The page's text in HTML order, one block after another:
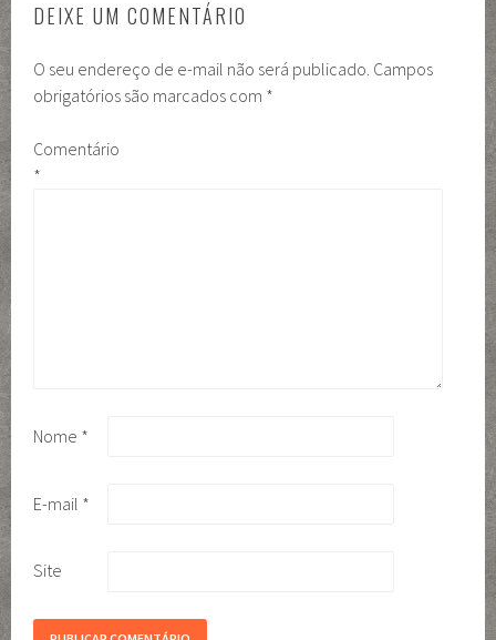
DEIXE UM COMENTÁRIO
O seu endereço de e-mail não será publicado. Campos
obrigatórios são marcados com *
Comentário
*
Nome *
E-mail *
Site